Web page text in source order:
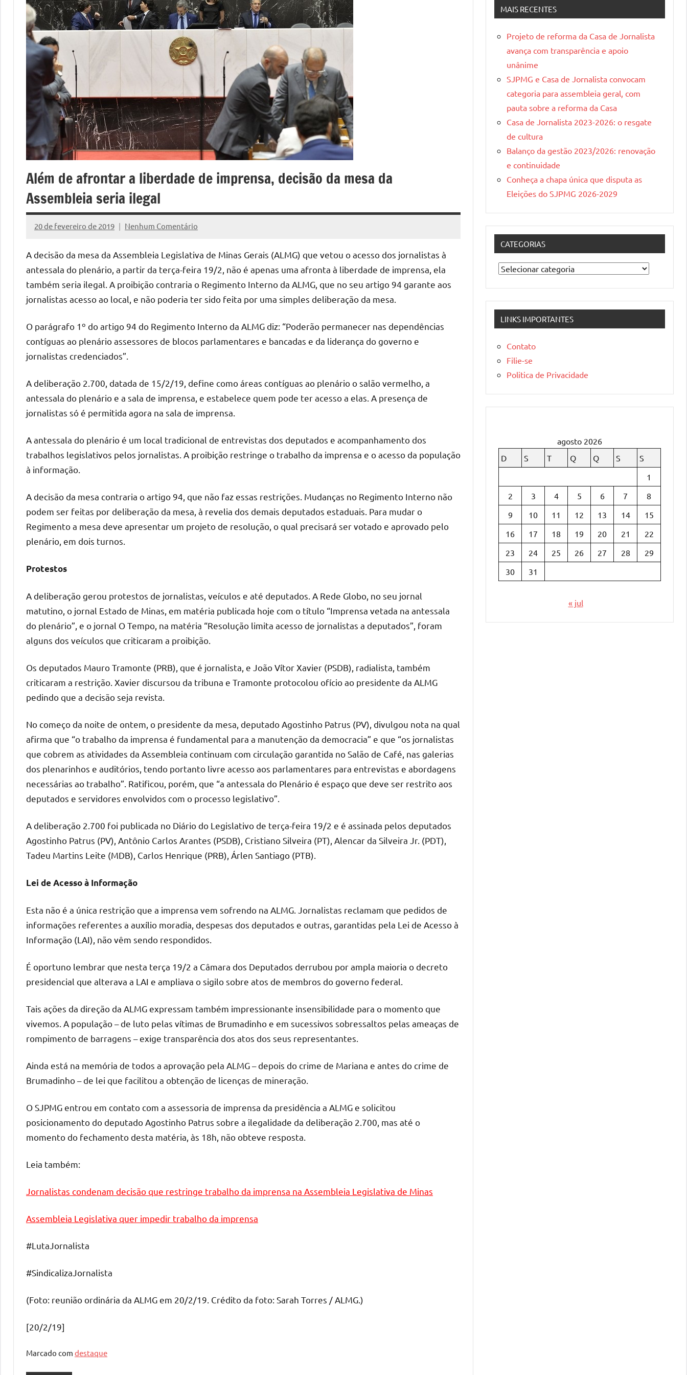
Gerais
Além de afrontar a liberdade de imprensa, decisão da mesa da
Assembleia seria ilegal
20 de fevereiro de 2019
Assessoria
Nenhum Comentário
A decisão da mesa da Assembleia Legislativa de Minas Gerais (ALMG) que vetou o acesso dos jornalistas à
antessala do plenário, a partir da terça-feira 19/2, não é apenas uma afronta à liberdade de imprensa, ela
também seria ilegal. A proibição contraria o Regimento Interno da ALMG, que no seu artigo 94 garante aos
jornalistas acesso ao local, e não poderia ter sido feita por uma simples deliberação da mesa.
O parágrafo 1º do artigo 94 do Regimento Interno da ALMG diz: “Poderão permanecer nas dependências
contíguas ao plenário assessores de blocos parlamentares e bancadas e da liderança do governo e
jornalistas credenciados”.
A deliberação 2.700, datada de 15/2/19, define como áreas contíguas ao plenário o salão vermelho, a
antessala do plenário e a sala de imprensa, e estabelece quem pode ter acesso a elas. A presença de
jornalistas só é permitida agora na sala de imprensa.
A antessala do plenário é um local tradicional de entrevistas dos deputados e acompanhamento dos
trabalhos legislativos pelos jornalistas. A proibição restringe o trabalho da imprensa e o acesso da população
à informação.
A decisão da mesa contraria o artigo 94, que não faz essas restrições. Mudanças no Regimento Interno não
podem ser feitas por deliberação da mesa, à revelia dos demais deputados estaduais. Para mudar o
Regimento a mesa deve apresentar um projeto de resolução, o qual precisará ser votado e aprovado pelo
plenário, em dois turnos.
Protestos
A deliberação gerou protestos de jornalistas, veículos e até deputados. A Rede Globo, no seu jornal
matutino, o jornal Estado de Minas, em matéria publicada hoje com o título “Imprensa vetada na antessala
do plenário”, e o jornal O Tempo, na matéria “Resolução limita acesso de jornalistas a deputados”, foram
alguns dos veículos que criticaram a proibição.
Os deputados Mauro Tramonte (PRB), que é jornalista, e João Vítor Xavier (PSDB), radialista, também
criticaram a restrição. Xavier discursou da tribuna e Tramonte protocolou ofício ao presidente da ALMG
pedindo que a decisão seja revista.
No começo da noite de ontem, o presidente da mesa, deputado Agostinho Patrus (PV), divulgou nota na qual
afirma que “o trabalho da imprensa é fundamental para a manutenção da democracia” e que “os jornalistas
que cobrem as atividades da Assembleia continuam com circulação garantida no Salão de Café, nas galerias
dos plenarinhos e auditórios, tendo portanto livre acesso aos parlamentares para entrevistas e abordagens
necessárias ao trabalho”. Ratificou, porém, que “a antessala do Plenário é espaço que deve ser restrito aos
deputados e servidores envolvidos com o processo legislativo”.
A deliberação 2.700 foi publicada no Diário do Legislativo de terça-feira 19/2 e é assinada pelos deputados
Agostinho Patrus (PV), Antônio Carlos Arantes (PSDB), Cristiano Silveira (PT), Alencar da Silveira Jr. (PDT),
Tadeu Martins Leite (MDB), Carlos Henrique (PRB), Árlen Santiago (PTB).
Lei de Acesso à Informação
Esta não é a única restrição que a imprensa vem sofrendo na ALMG. Jornalistas reclamam que pedidos de
informações referentes a auxílio moradia, despesas dos deputados e outras, garantidas pela Lei de Acesso à
Informação (LAI), não vêm sendo respondidos.
É oportuno lembrar que nesta terça 19/2 a Câmara dos Deputados derrubou por ampla maioria o decreto
presidencial que alterava a LAI e ampliava o sigilo sobre atos de membros do governo federal.
Tais ações da direção da ALMG expressam também impressionante insensibilidade para o momento que
vivemos. A população – de luto pelas vítimas de Brumadinho e em sucessivos sobressaltos pelas ameaças de
rompimento de barragens – exige transparência dos atos dos seus representantes.
Ainda está na memória de todos a aprovação pela ALMG – depois do crime de Mariana e antes do crime de
Brumadinho – de lei que facilitou a obtenção de licenças de mineração.
O SJPMG entrou em contato com a assessoria de imprensa da presidência a ALMG e solicitou
posicionamento do deputado Agostinho Patrus sobre a ilegalidade da deliberação 2.700, mas até o
momento do fechamento desta matéria, às 18h, não obteve resposta.
Leia também:
Jornalistas condenam decisão que restringe trabalho da imprensa na Assembleia Legislativa de Minas
Assembleia Legislativa quer impedir trabalho da imprensa
#LutaJornalista
#SindicalizaJornalista
(Foto: reunião ordinária da ALMG em 20/2/19. Crédito da foto: Sarah Torres / ALMG.)
[20/2/19]
Marcado com destaque
MAIS RECENTES
Projeto de reforma da Casa de Jornalista
avança com transparência e apoio
unânime
SJPMG e Casa de Jornalista convocam
categoria para assembleia geral, com
pauta sobre a reforma da Casa
Casa de Jornalista 2023-2026: o resgate
de cultura
Balanço da gestão 2023/2026: renovação
e continuidade
Conheça a chapa única que disputa as
Eleições do SJPMG 2026-2029
CATEGORIAS
Categorias
LINKS IMPORTANTES
Contato
Filie-se
Politica de Privacidade
agosto 2026
D
S T Q Q S
S
1
2
3 4 5 6 7
8
9
10 11 12 13 14
15
16
17 18 19 20 21
22
23
24 25 26 27 28
29
30
31
« jul